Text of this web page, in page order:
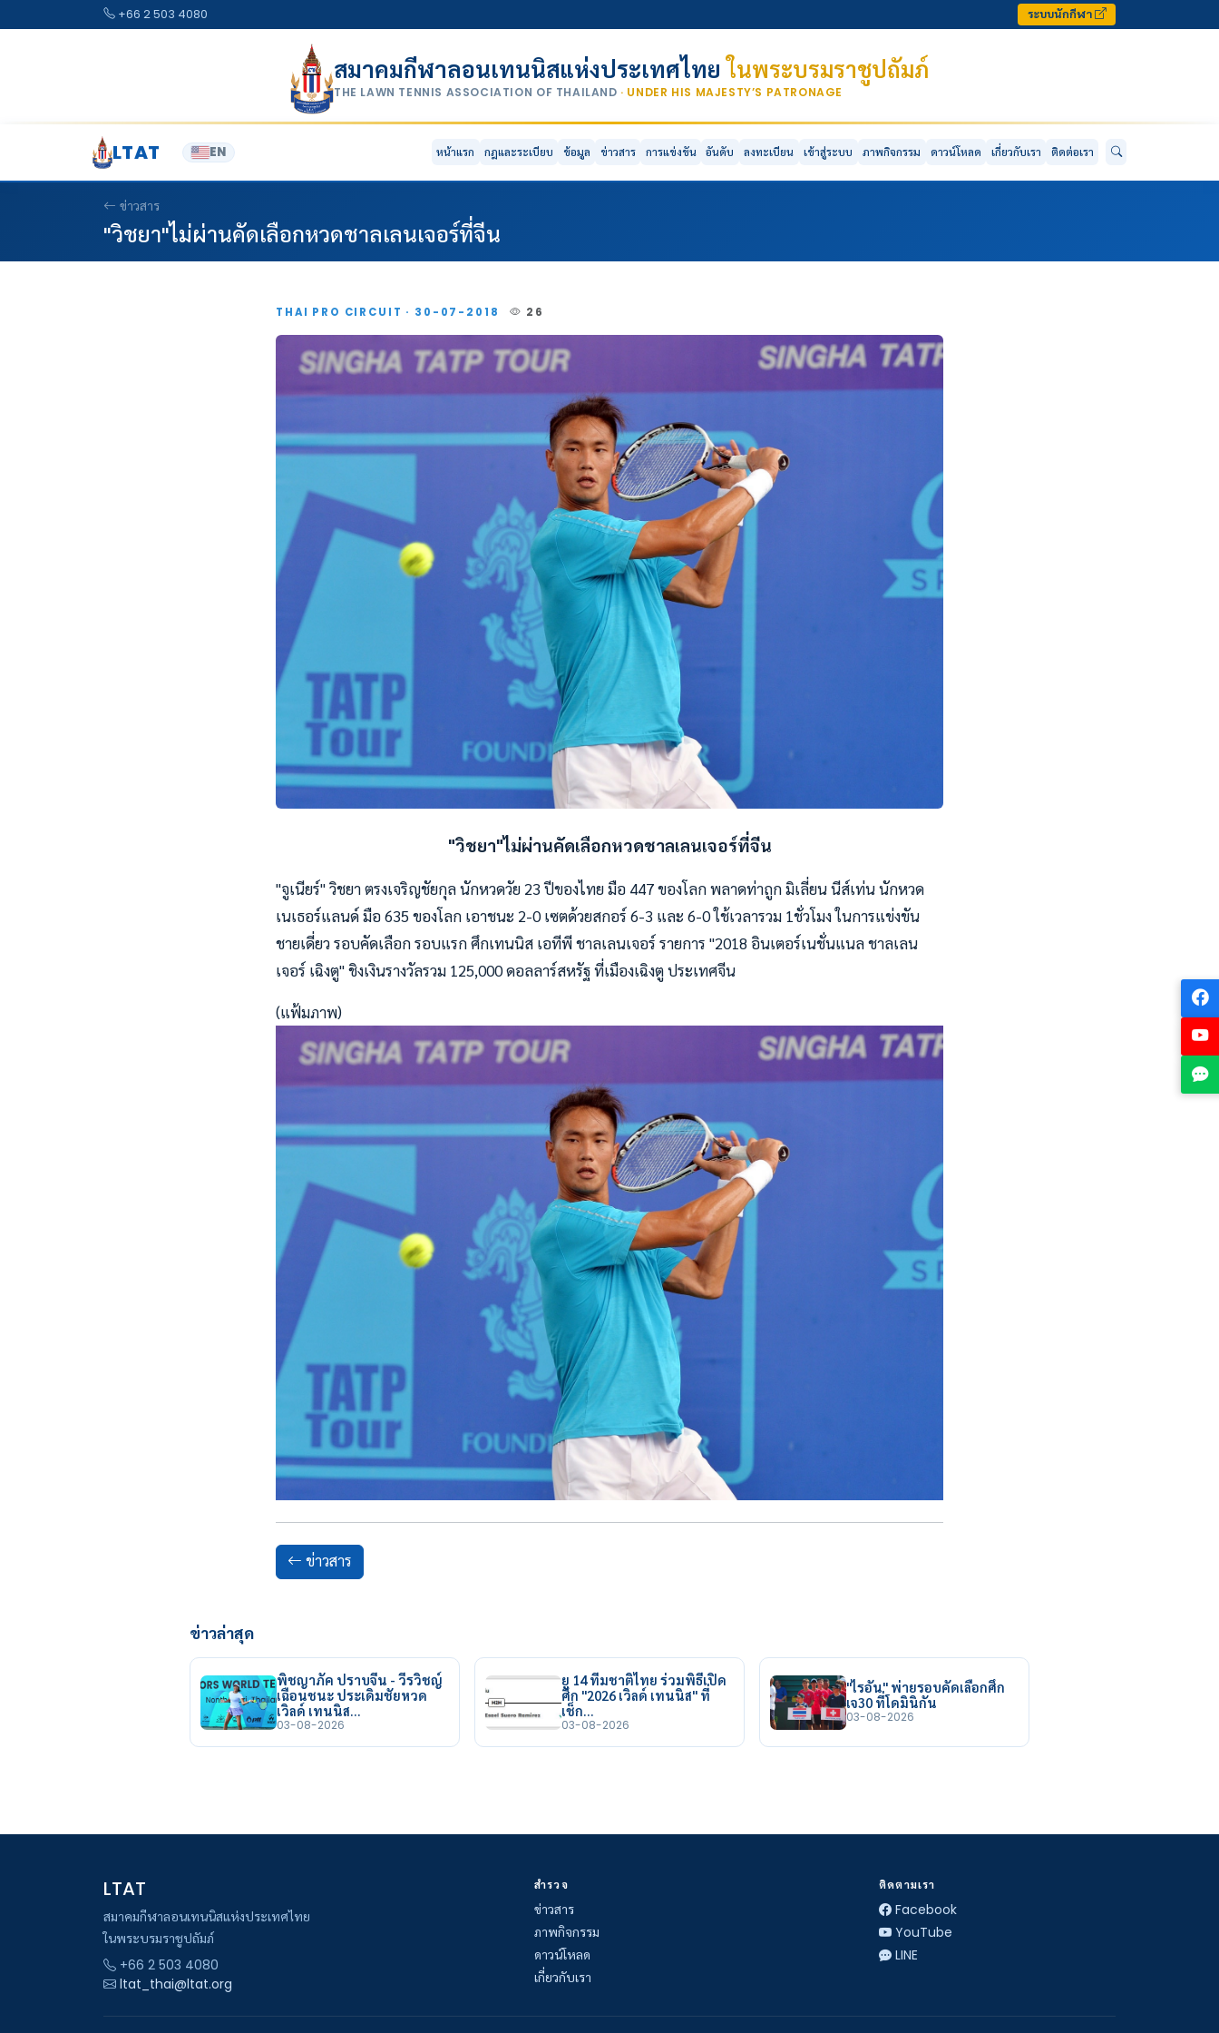
+66 2 503 4080 ระบบนักกีฬา
สมาคมกีฬาลอนเทนนิสแห่งประเทศไทยในพระบรมราชูปถัมภ์
THE LAWN TENNIS ASSOCIATION OF THAILAND · UNDER HIS MAJESTY’S PATRONAGE
LTAT EN หน้าแรก กฎและระเบียบ ข้อมูล ข่าวสาร การแข่งขัน อันดับ ลงทะเบียน เข้าสู่ระบบ ภาพกิจกรรม ดาวน์โหลด เกี่ยวกับเรา ติดต่อเรา
ข่าวสาร
"วิชยา"ไม่ผ่านคัดเลือกหวดชาลเลนเจอร์ที่จีน
THAI PRO CIRCUIT · 30-07-2018 26
"วิชยา"ไม่ผ่านคัดเลือกหวดชาลเลนเจอร์ที่จีน
"จูเนียร์" วิชยา ตรงเจริญชัยกุล นักหวดวัย 23 ปีของไทย มือ 447 ของโลก พลาดท่าถูก มิเลี่ยน นีส์เท่น นักหวด
เนเธอร์แลนด์ มือ 635 ของโลก เอาชนะ 2-0 เซตด้วยสกอร์ 6-3 และ 6-0 ใช้เวลารวม 1ชั่วโมง ในการแข่งขัน
ชายเดี่ยว รอบคัดเลือก รอบแรก ศึกเทนนิส เอทีพี ชาลเลนเจอร์ รายการ "2018 อินเตอร์เนชั่นแนล ชาลเลน
เจอร์ เฉิงตู" ชิงเงินรางวัลรวม 125,000 ดอลลาร์สหรัฐ ที่เมืองเฉิงตู ประเทศจีน
(แฟ้มภาพ)
ข่าวสาร
ข่าวล่าสุด
พิชญาภัค ปราบจีน - วีรวิชญ์
เฉือนชนะ ประเดิมชัยหวด
เวิลด์ เทนนิส…
03-08-2026
ยู 14 ทีมชาติไทย ร่วมพิธีเปิด
ศึก "2026 เวิลด์ เทนนิส" ที่
เช็ก…
03-08-2026
"ไรอัน" พ่ายรอบคัดเลือกศึก
เจ30 ที่โดมินิกัน
03-08-2026
LTAT
สมาคมกีฬาลอนเทนนิสแห่งประเทศไทย
ในพระบรมราชูปถัมภ์
+66 2 503 4080
ltat_thai@ltat.org
สำรวจ
ข่าวสาร
ภาพกิจกรรม
ดาวน์โหลด
เกี่ยวกับเรา
ติดตามเรา
Facebook
YouTube
LINE